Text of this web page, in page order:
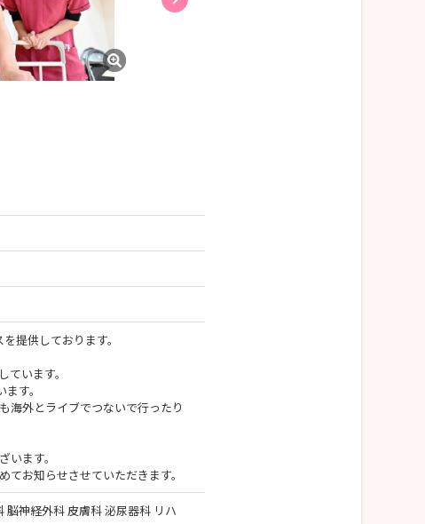
提供しております。
います。
す。
海外とライブでつないで行ったり
ます。
お知らせさせていただきます。
脳神経外科 皮膚科 泌尿器科 リハ